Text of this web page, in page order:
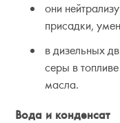
они
присадки,
в дизельных
серы в
масла.
Вода и конденсат